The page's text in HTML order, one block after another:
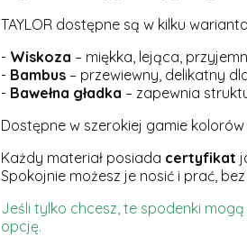
TAYLOR dostępne są w kilku
- Wiskoza – miękka, lejąca,
- Bambus– przewiewny, delikatny
- Bawełna gładka – zapewnia
Dostępne w szerokiej gamie
Każdy materiał posiada certyfikat
Spokojnie możesz je nosić i prać,
Jeśli tylko chcesz, te spodenki
opcję.